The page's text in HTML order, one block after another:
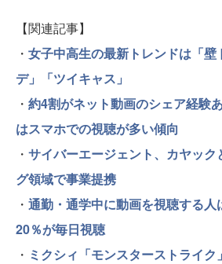
【関連記事】
・ 女子中高生の最新トレンドは「
デ」「ツイキャス」
・ 約4割がネット動画のシェア経験
はスマホでの視聴が多い傾向
・ サイバーエージェント、カヤッ
グ領域で事業提携
・ 通勤・通学中に動画を視聴する人
20％が毎日視聴
・ ミクシィ「モンスターストライ